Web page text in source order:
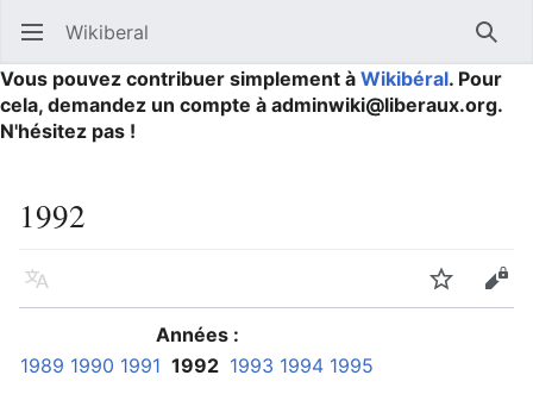
Ouvrir le menu principal Wikiberal
Vous pouvez contribuer simplement à Wikibéral. Pour
cela, demandez un compte à adminwiki@liberaux.org.
N'hésitez pas !
1992
Langue Suivre
Années :
1989 1990 1991 1992 1993 1994 1995